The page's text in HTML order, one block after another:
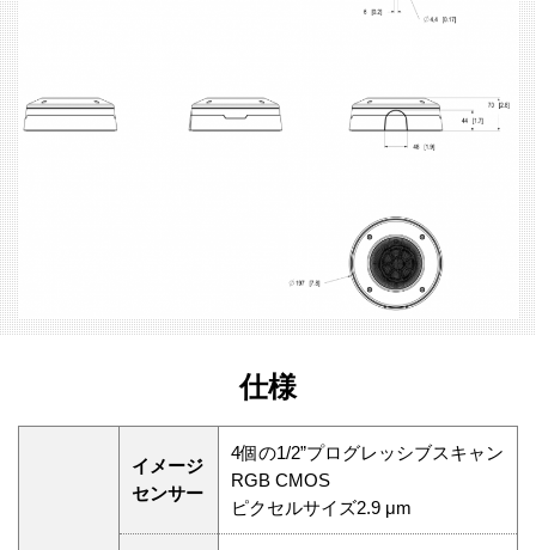
仕様
イメージ
センサー
4個の1/2”プログレッシブスキャン
RGB CMOS
ピクセルサイズ2.9 μm